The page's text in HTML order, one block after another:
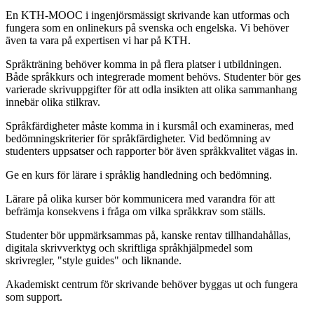
En KTH-MOOC i ingenjörsmässigt skrivande kan utformas och
fungera som en onlinekurs på svenska och engelska. Vi behöver
även ta vara på expertisen vi har på KTH.
Språkträning behöver komma in på flera platser i utbildningen.
Både språkkurs och integrerade moment behövs. Studenter bör ges
varierade skrivuppgifter för att odla insikten att olika sammanhang
innebär olika stilkrav.
Språkfärdigheter måste komma in i kursmål och examineras, med
bedömningskriterier för språkfärdigheter. Vid bedömning av
studenters uppsatser och rapporter bör även språkkvalitet vägas in.
Ge en kurs för lärare i språklig handledning och bedömning.
Lärare på olika kurser bör kommunicera med varandra för att
befrämja konsekvens i fråga om vilka språkkrav som ställs.
Studenter bör uppmärksammas på, kanske rentav tillhandahållas,
digitala skrivverktyg och skriftliga språkhjälpmedel som
skrivregler, "style guides" och liknande.
Akademiskt centrum för skrivande behöver byggas ut och fungera
som support.